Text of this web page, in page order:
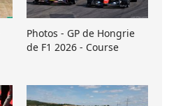
Photos - GP de Hongrie
de F1 2026 - Course